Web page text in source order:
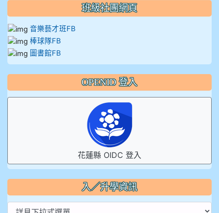
班級社團網頁
音樂藝才班FB
棒球隊FB
圖書館FB
OPENID 登入
花蓮縣 OIDC 登入
入／升學資訊